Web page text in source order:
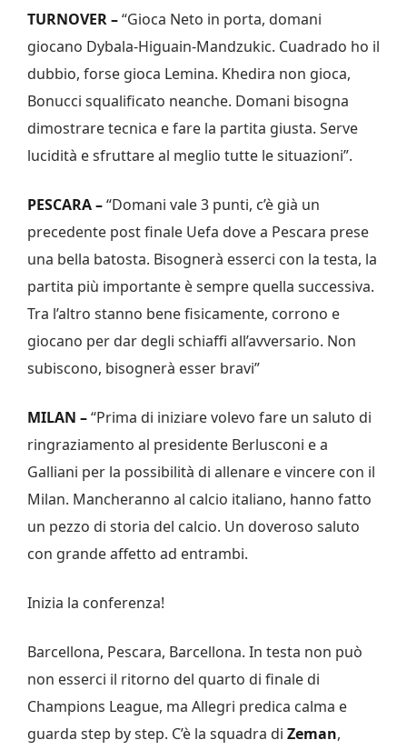
TURNOVER –“Gioca Neto in porta, domani
giocano Dybala-Higuain-Mandzukic. Cuadrado ho il
dubbio, forse gioca Lemina. Khedira non gioca,
Bonucci squalificato neanche. Domani bisogna
dimostrare tecnica e fare la partita giusta. Serve
lucidità e sfruttare al meglio tutte le situazioni”.
PESCARA –“Domani vale 3 punti, c’è già un
precedente post finale Uefa dove a Pescara prese
una bella batosta. Bisognerà esserci con la testa, la
partita più importante è sempre quella successiva.
Tra l’altro stanno bene fisicamente, corrono e
giocano per dar degli schiaffi all’avversario. Non
subiscono, bisognerà esser bravi”
MILAN –“Prima di iniziare volevo fare un saluto di
ringraziamento al presidente Berlusconi e a
Galliani per la possibilità di allenare e vincere con il
Milan. Mancheranno al calcio italiano, hanno fatto
un pezzo di storia del calcio. Un doveroso saluto
con grande affetto ad entrambi.
Inizia la conferenza!
Barcellona, Pescara, Barcellona. In testa non può
non esserci il ritorno del quarto di finale di
Champions League, ma Allegri predica calma e
guarda step by step. C’è la squadra di Zeman,